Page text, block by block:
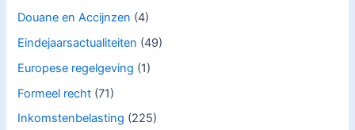
Douane en Accijnzen (4)
Eindejaarsactualiteiten (49)
Europese regelgeving (1)
Formeel recht (71)
Inkomstenbelasting (225)